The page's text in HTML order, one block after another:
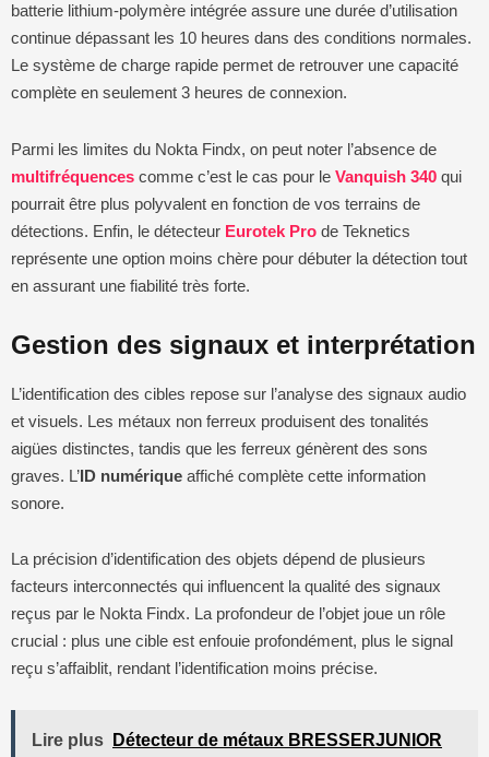
batterie lithium-polymère intégrée assure une durée d’utilisation
continue dépassant les 10 heures dans des conditions normales.
Le système de charge rapide permet de retrouver une capacité
complète en seulement 3 heures de connexion.
Parmi les limites du Nokta Findx, on peut noter l’absence de
multifréquences comme c’est le cas pour le Vanquish 340 qui
pourrait être plus polyvalent en fonction de vos terrains de
détections. Enfin, le détecteur Eurotek Pro de Teknetics
représente une option moins chère pour débuter la détection tout
en assurant une fiabilité très forte.
Gestion des signaux et interprétation
L’identification des cibles repose sur l’analyse des signaux audio
et visuels. Les métaux non ferreux produisent des tonalités
aigües distinctes, tandis que les ferreux génèrent des sons
graves. L’ID numérique affiché complète cette information
sonore.
La précision d’identification des objets dépend de plusieurs
facteurs interconnectés qui influencent la qualité des signaux
reçus par le Nokta Findx. La profondeur de l’objet joue un rôle
crucial : plus une cible est enfouie profondément, plus le signal
reçu s’affaiblit, rendant l’identification moins précise.
Lire plus
Détecteur de métaux BRESSERJUNIOR